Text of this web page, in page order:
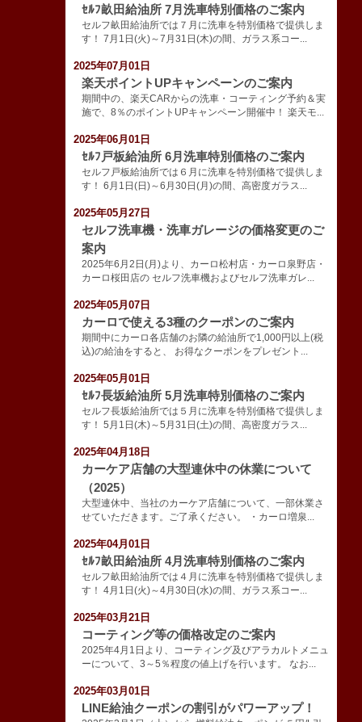
ｾﾙﾌ畝田給油所 7月洗車特別価格のご案内
セルフ畝田給油所では７月に洗車を特別価格で提供しま
す！ 7月1日(火)～7月31日(木)の間、ガラス系コー...
2025年07月01日
楽天ポイントUPキャンペーンのご案内
期間中の、楽天CARからの洗車・コーティング予約＆実
施で、8％のポイントUPキャンペーン開催中！ 楽天モ...
2025年06月01日
ｾﾙﾌ戸板給油所 6月洗車特別価格のご案内
セルフ戸板給油所では６月に洗車を特別価格で提供しま
す！ 6月1日(日)～6月30日(月)の間、高密度ガラス...
2025年05月27日
セルフ洗車機・洗車ガレージの価格変更のご
案内
2025年6月2日(月)より、カーロ松村店・カーロ泉野店・
カーロ桜田店の セルフ洗車機およびセルフ洗車ガレ...
2025年05月07日
カーロで使える3種のクーポンのご案内
期間中にカーロ各店舗のお隣の給油所で1,000円以上(税
込)の給油をすると、 お得なクーポンをプレゼント...
2025年05月01日
ｾﾙﾌ長坂給油所 5月洗車特別価格のご案内
セルフ長坂給油所では５月に洗車を特別価格で提供しま
す！ 5月1日(木)～5月31日(土)の間、高密度ガラス...
2025年04月18日
カーケア店舗の大型連休中の休業について
（2025）
大型連休中、当社のカーケア店舗について、一部休業さ
せていただきます。ご了承ください。 ・カーロ増泉...
2025年04月01日
ｾﾙﾌ畝田給油所 4月洗車特別価格のご案内
セルフ畝田給油所では４月に洗車を特別価格で提供しま
す！ 4月1日(火)～4月30日(水)の間、ガラス系コー...
2025年03月21日
コーティング等の価格改定のご案内
2025年4月1日より、コーティング及びアラカルトメニュ
ーについて、3～5％程度の値上げを行います。 なお...
2025年03月01日
LINE給油クーポンの割引がパワーアップ！